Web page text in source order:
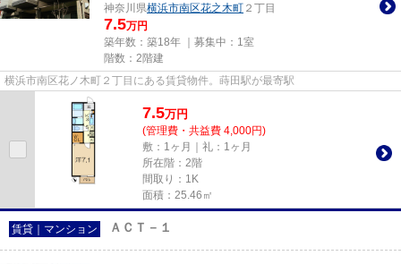
神奈川県横浜市南区花之木町 ２丁目
7.5万円
築年数：築18年 ｜募集中： 1室
階数：2階建
横浜市南区花ノ木町２丁目にある賃貸物件。蒔田駅が最寄駅
7.5万円
(管理費・共益費 4,000円)
敷：1ヶ月｜礼：1ヶ月
所在階：2階
間取り：1K
面積：25.46㎡
賃貸｜マンション ＡＣＴ－１